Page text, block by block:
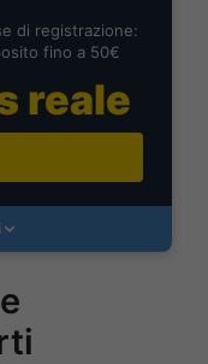
di registrazione:
fino a 50€
reale